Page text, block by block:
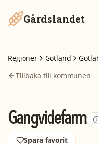
Gårdslandet
Regioner Gotland
Tillbaka till kommunen
Gangvidefarm
Spara favorit